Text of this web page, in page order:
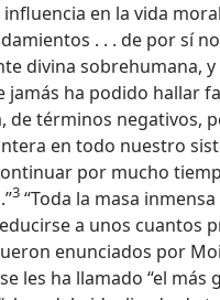
en la vida
. . . de por sí
divina sobrehumana,
jamás ha podido hallar
de términos negativos,
en todo nuestro
por mucho
3 “Toda la masa
a unos cuantos
enunciados por
les ha llamado “el